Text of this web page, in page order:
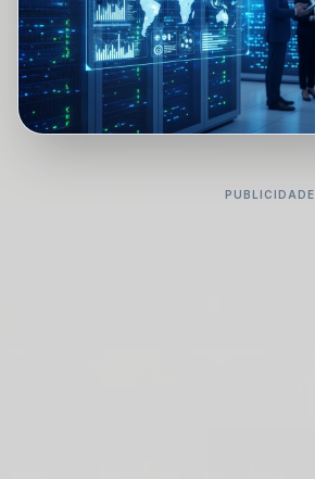
PUBLICIDADE